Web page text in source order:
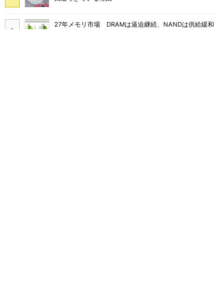
27年メモリ市場 DRAMは逼迫継続、NANDは供給緩和